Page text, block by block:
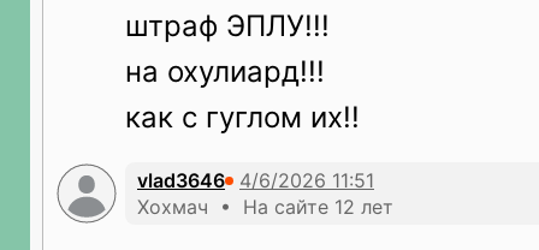
штраф ЭПЛУ!!!
на охулиард!!!
как с гуглом их!!
vlad3646
Хохмач • На сайте 12 лет